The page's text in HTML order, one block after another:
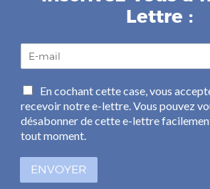
Lettre :
a
i
l
*
C
a
s
e
à
En cochant cette case, vous
recevoir notre e-lettre. Vous pouvez
désabonner de cette e-lettre
tout moment.
ENVOYER